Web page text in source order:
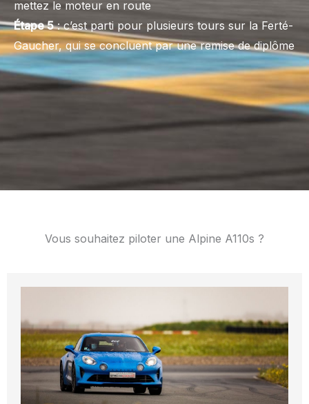
mettez le moteur en route
Étape 5: c’est parti pour plusieurs tours sur la Ferté-
Gaucher, qui se concluent par une remise de diplôme
Vous souhaitez piloter une Alpine A110s ?